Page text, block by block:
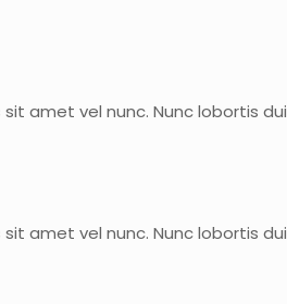
amet vel nunc. Nunc lobortis dui
amet vel nunc. Nunc lobortis dui